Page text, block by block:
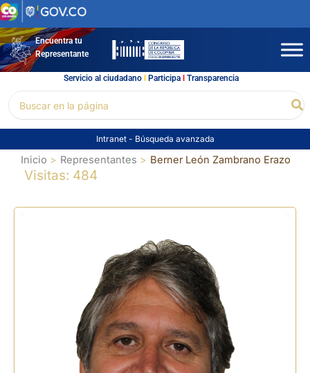
Ir
al
contenidoEncuentra tu
Representante
Servicio al ciudadano l Participal Transparencia
por:
Intranet - Búsqueda avanzada
Inicio Representantes Berner León Zambrano Erazo
Visitas: 484